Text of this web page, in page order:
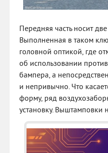
Передняя часть носит
Выполненная в таком
головной оптикой, где
об использовании
бампера, а
и непривычно. Что
форму, ряд
установку. Выштамповки